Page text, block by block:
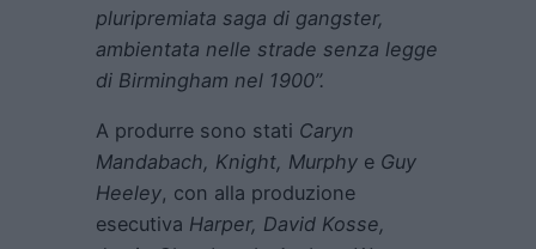
pluripremiata saga di gangster,
ambientata nelle strade senza legge
di Birmingham nel 1900”.
A produrre sono stati Caryn
Mandabach, Knight, Murphy e Guy
Heeley, con alla produzione
esecutiva Harper, David Kosse,